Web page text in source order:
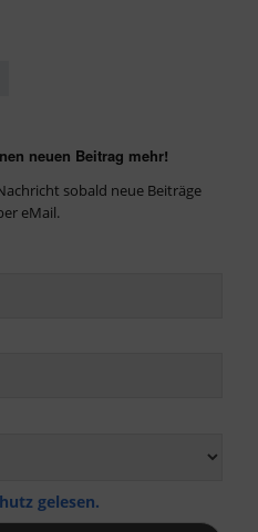
neuen Beitrag mehr!
sobald neue Beiträge
eMail.
gelesen.